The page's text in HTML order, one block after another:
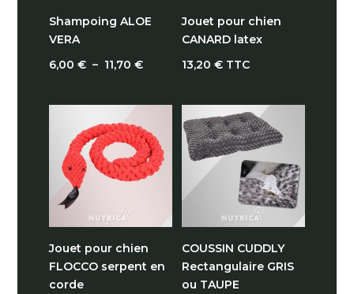
Shampoing ALOE
VERA
6,00€ – 11,70€Plage
prix :
6,00 €
à
11,70 €
Jouet pour chien
CANARD latex
13,20€ TTC
Jouet pour chien
FLOCCO serpent en
corde
COUSSIN CUDDLY
Rectangulaire GRIS
ou TAUPE